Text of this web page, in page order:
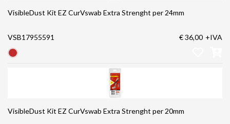
VisibleDust Kit EZ CurVswab Extra Strenght per 24mm
VSB17955591 € 36,00 +IVA
VisibleDust Kit EZ CurVswab Extra Strenght per 20mm